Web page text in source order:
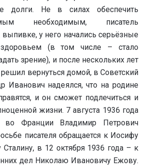
долги. Не в силах обеспечить
необходимым, писатель
выпивке, у него начались серьёзные
(в том числе – стало
зрение), и после нескольких лет
вернуться домой, в Советский
Иванович надеялся, что на родине
и он сможет подлечиться и
жизни. 7 августа 1936 года
во Франции Владимир Петрович
писателя обращается к Иосифу
Сталину, в 12 октября 1936 года – к
дел Николаю Ивановичу Ежову.